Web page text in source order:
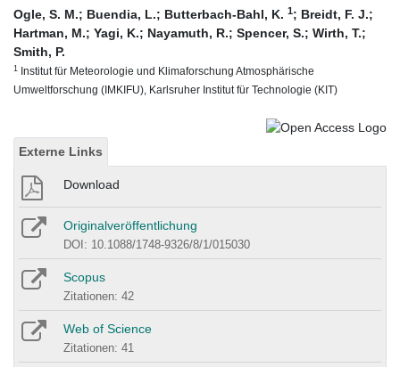
Ogle, S. M.; Buendia, L.; Butterbach-Bahl, K. 1; Breidt, F. J.;
Hartman, M.; Yagi, K.; Nayamuth, R.; Spencer, S.; Wirth, T.;
Smith, P.
1 Institut für Meteorologie und Klimaforschung Atmosphärische
Umweltforschung (IMKIFU), Karlsruher Institut für Technologie (KIT)
Externe Links
Download
Originalveröffentlichung
DOI: 10.1088/1748-9326/8/1/015030
Scopus
Zitationen: 42
Web of Science
Zitationen: 41